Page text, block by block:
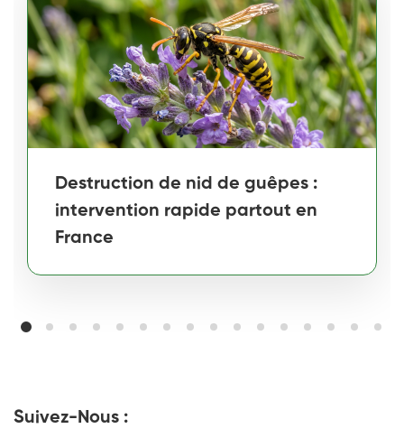
Destruction de nid de guêpes :
intervention rapide partout en
France
Suivez-Nous :